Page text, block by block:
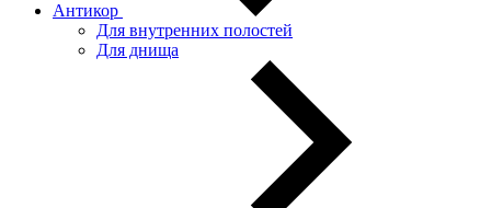
Антикор
Для внутренних полостей
Для днища